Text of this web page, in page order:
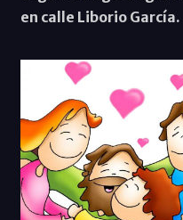
en calle Liborio García.